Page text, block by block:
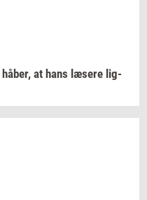
håber, at hans læ­se­re lig­